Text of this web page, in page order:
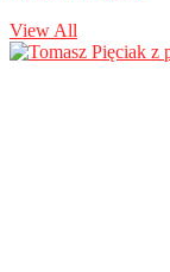
View All